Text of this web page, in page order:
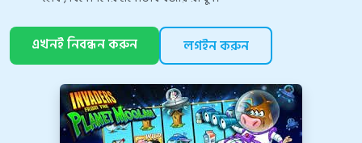
এখনই নিবন্ধন করুন লগইন করুন